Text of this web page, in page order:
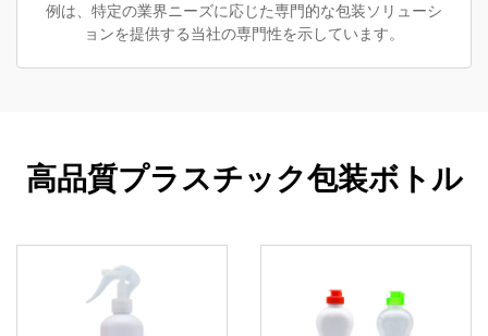
例は、特定の業界ニーズに応じた専門的な包装ソリューシ
ョンを提供する当社の専門性を示しています。
高品質プラスチック包装ボトル